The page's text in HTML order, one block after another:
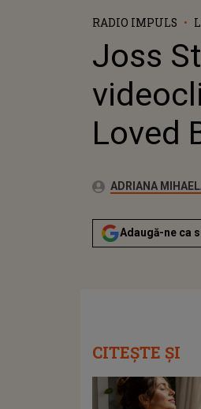
RADIO IMPULS
Joss
Loved
Autor:ADRIANA
Adaugă-ne ca
CITEȘTE ȘI